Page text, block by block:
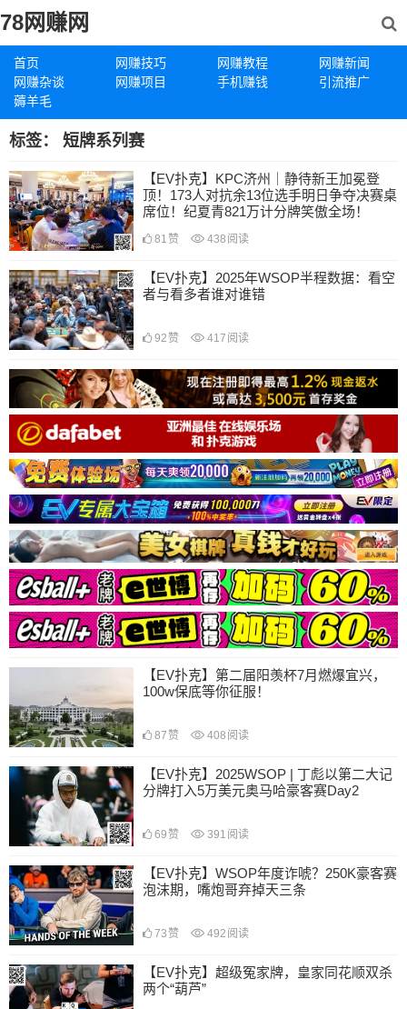
78网赚网
首页 网赚技巧 网赚教程
网赚新闻
网赚杂谈
网赚项目 手机赚钱
引流推广
薅羊毛
标签： 短牌系列赛
【EV扑克】KPC济州｜静待新王加冕登
顶！173人对抗余13位选手明日争夺决赛桌
席位！纪夏青821万计分牌笑傲全场！
81 赞 438 阅读
【EV扑克】2025年WSOP半程数据：看空
者与看多者谁对谁错
92 赞 417 阅读
【EV扑克】第二届阳羡杯7月燃爆宜兴，
100w保底等你征服！
87 赞 408 阅读
【EV扑克】2025WSOP | 丁彪以第二大记
分牌打入5万美元奥马哈豪客赛Day2
69 赞 391 阅读
【EV扑克】WSOP年度诈唬？250K豪客赛
泡沫期，嘴炮哥弃掉天三条
73 赞 492 阅读
【EV扑克】超级冤家牌，皇家同花顺双杀
两个“葫芦”